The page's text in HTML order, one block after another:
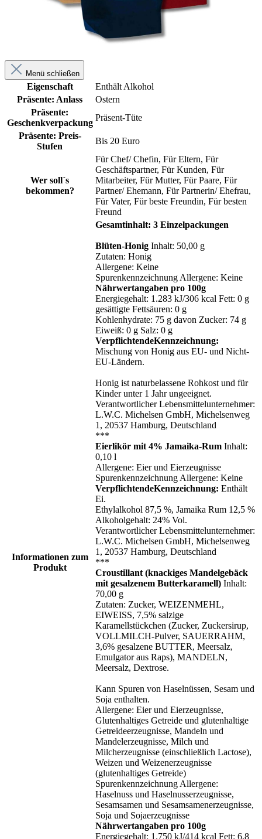
Menü schließen
Eigenschaft
Enthält Alkohol
Präsente: Anlass
Ostern
Präsente:
Geschenkverpackung
Präsent-Tüte
Präsente: Preis-
Stufen
Bis 20 Euro
Wer soll´s
bekommen?
Für Chef/ Chefin, Für Eltern, Für
Geschäftspartner, Für Kunden, Für
Mitarbeiter, Für Mutter, Für Paare, Für
Partner/ Ehemann, Für Partnerin/ Ehefrau,
Für Vater, Für beste Freundin, Für besten
Freund
Informationen zum
Produkt
Gesamtinhalt: 3 Einzelpackungen
Blüten-Honig Inhalt: 50,00 g
Zutaten: Honig
Allergene: Keine
Spurenkennzeichnung Allergene: Keine
Nährwertangaben pro 100g
Energiegehalt: 1.283 kJ/306 kcal Fett: 0 g
gesättigte Fettsäuren: 0 g
Kohlenhydrate: 75 g davon Zucker: 74 g
Eiweiß: 0 g Salz: 0 g
VerpflichtendeKennzeichnung:
Mischung von Honig aus EU- und Nicht-
EU-Ländern.
Honig ist naturbelassene Rohkost und für
Kinder unter 1 Jahr ungeeignet.
Verantwortlicher Lebensmittelunternehmer:
L.W.C. Michelsen GmbH, Michelsenweg
1, 20537 Hamburg, Deutschland
***
Eierlikör mit 4% Jamaika-Rum Inhalt:
0,10 l
Allergene: Eier und Eierzeugnisse
Spurenkennzeichnung Allergene: Keine
VerpflichtendeKennzeichnung: Enthält
Ei.
Ethylalkohol 87,5 %, Jamaika Rum 12,5 %
Alkoholgehalt: 24% Vol.
Verantwortlicher Lebensmittelunternehmer:
L.W.C. Michelsen GmbH, Michelsenweg
1, 20537 Hamburg, Deutschland
***
Croustillant (knackiges Mandelgebäck
mit gesalzenem Butterkaramell) Inhalt:
70,00 g
Zutaten: Zucker, WEIZENMEHL,
EIWEISS, 7,5% salzige
Karamellstückchen (Zucker, Zuckersirup,
VOLLMILCH-Pulver, SAUERRAHM,
3,6% gesalzene BUTTER, Meersalz,
Emulgator aus Raps), MANDELN,
Meersalz, Dextrose.
Kann Spuren von Haselnüssen, Sesam und
Soja enthalten.
Allergene: Eier und Eierzeugnisse,
Glutenhaltiges Getreide und glutenhaltige
Getreideerzeugnisse, Mandeln und
Mandelerzeugnisse, Milch und
Milcherzeugnisse (einschließlich Lactose),
Weizen und Weizenerzeugnisse
(glutenhaltiges Getreide)
Spurenkennzeichnung Allergene:
Haselnuss und Haselnusserzeugnisse,
Sesamsamen und Sesamsamenerzeugnisse,
Soja und Sojaerzeugnisse
Nährwertangaben pro 100g
Energiegehalt: 1.750 kJ/414 kcal Fett: 6,8